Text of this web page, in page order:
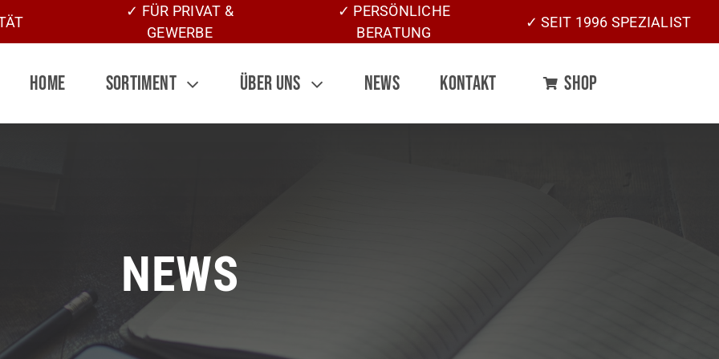
✓ FÜR PRIVAT &
GEWERBE
✓ PERSÖNLICHE
BERATUNG
✓ SEIT 1996 SPEZIALIST
HOME SORTIMENT ÜBER UNS NEWS KONTAKT SHOP
NEWS